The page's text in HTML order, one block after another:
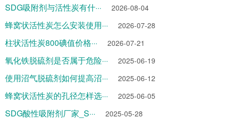
SDG吸附剂与活性炭有什··· 2026-08-04
蜂窝状活性炭怎么安装使用··· 2026-07-28
柱状活性炭800碘值价格··· 2026-07-21
氧化铁脱硫剂是否属于危险··· 2025-06-19
使用沼气脱硫剂如何提高沼··· 2025-06-12
蜂窝状活性炭的孔径怎样选··· 2025-06-05
SDG酸性吸附剂厂家_S··· 2025-05-28